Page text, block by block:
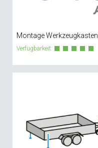
Montage Werkzeugkasten
Verfügbarkeit: